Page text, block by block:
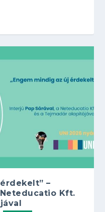
–
Kft.